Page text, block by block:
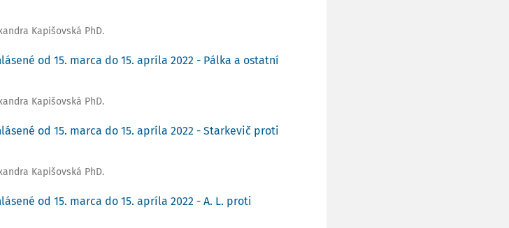
Kapišovská PhD.
od 15. marca do 15. apríla 2022 - Pálka a ostatní
Kapišovská PhD.
od 15. marca do 15. apríla 2022 - Starkevič proti
Kapišovská PhD.
od 15. marca do 15. apríla 2022 - A. L. proti